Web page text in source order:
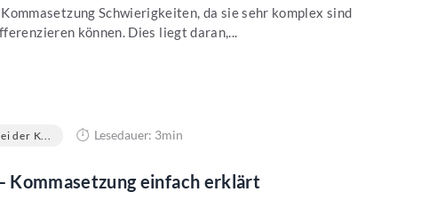
Schwierigkeiten, da sie sehr komplex sind
können. Dies liegt daran,...
der K... Lesedauer: 3min
Kommasetzung einfach erklärt